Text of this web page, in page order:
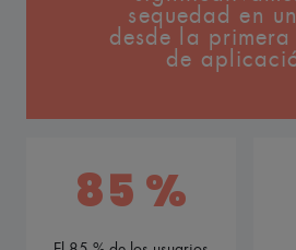
sequedad en
desde la primera
de
85 %